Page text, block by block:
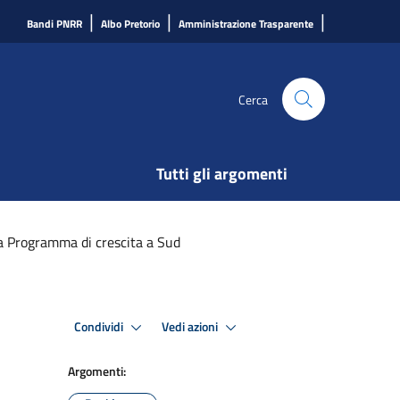
Bandi PNRR | Albo Pretorio | Amministrazione Trasparente |
Cerca
Tutti gli argomenti
di crescita a Sud
Condividi Vedi azioni
Argomenti: